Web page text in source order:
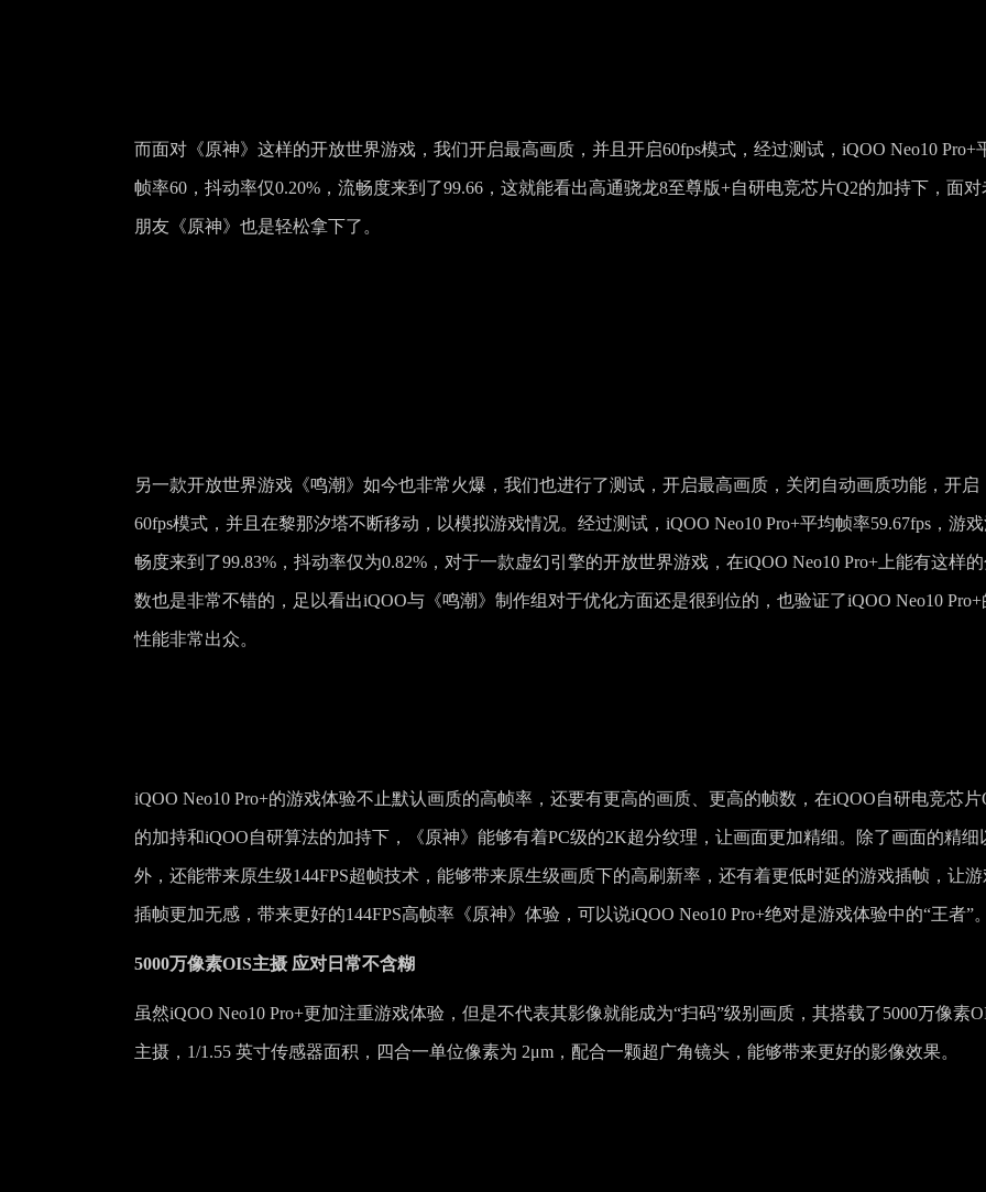
而面对《原神》这样的开放世界游戏，我们开启最高画质，并且开启60fps模式，经过测试，iQOO Neo10 Pro+
帧率60，抖动率仅0.20%，流畅度来到了99.66，这就能看出高通骁龙8至尊版+自研电竞芯片Q2的加持下，面对
朋友《原神》也是轻松拿下了。
另一款开放世界游戏《鸣潮》如今也非常火爆，我们也进行了测试，开启最高画质，关闭自动画质功能，开启
60fps模式，并且在黎那汐塔不断移动，以模拟游戏情况。经过测试，iQOO Neo10 Pro+平均帧率59.67fps，游
畅度来到了99.83%，抖动率仅为0.82%，对于一款虚幻引擎的开放世界游戏，在iQOO Neo10 Pro+上能有这样
数也是非常不错的，足以看出iQOO与《鸣潮》制作组对于优化方面还是很到位的，也验证了iQOO Neo10 Pro+
性能非常出众。
iQOO Neo10 Pro+的游戏体验不止默认画质的高帧率，还要有更高的画质、更高的帧数，在iQOO自研电竞芯片
的加持和iQOO自研算法的加持下，《原神》能够有着PC级的2K超分纹理，让画面更加精细。除了画面的精细
外，还能带来原生级144FPS超帧技术，能够带来原生级画质下的高刷新率，还有着更低时延的游戏插帧，让游
插帧更加无感，带来更好的144FPS高帧率《原神》体验，可以说iQOO Neo10 Pro+绝对是游戏体验中的“王者”。
5000万像素OIS主摄 应对日常不含糊
虽然iQOO Neo10 Pro+更加注重游戏体验，但是不代表其影像就能成为“扫码”级别画质，其搭载了5000万像素
主摄，1/1.55 英寸传感器面积，四合一单位像素为 2μm，配合一颗超广角镜头，能够带来更好的影像效果。